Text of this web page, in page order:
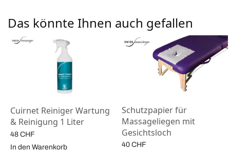
Das könnte Ihnen auch gefallen
Cuirnet Reiniger Wartung
& Reinigung 1 Liter
48 CHF
In den Warenkorb
Schutzpapier für
Massageliegen mit
Gesichtsloch
40 CHF